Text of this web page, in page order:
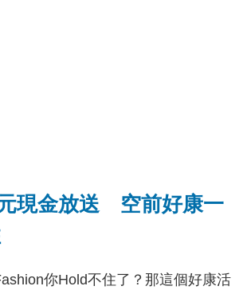
現金放送 空前好康一
你Hold不住了？那這個好康活